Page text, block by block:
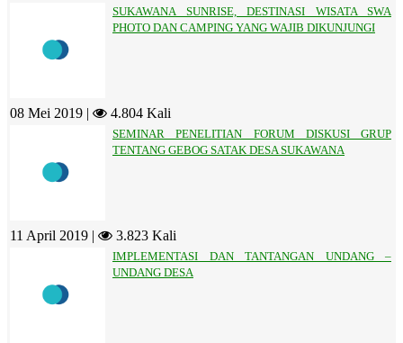
SUKAWANA SUNRISE, DESTINASI WISATA SWA
PHOTO DAN CAMPING YANG WAJIB DIKUNJUNGI
08 Mei 2019 | 4.804 Kali
SEMINAR PENELITIAN FORUM DISKUSI GRUP
TENTANG GEBOG SATAK DESA SUKAWANA
11 April 2019 | 3.823 Kali
IMPLEMENTASI DAN TANTANGAN UNDANG –
UNDANG DESA